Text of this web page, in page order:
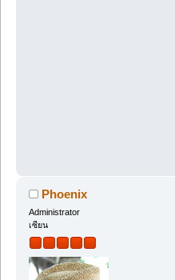
Phoenix
Administrator
เซียน